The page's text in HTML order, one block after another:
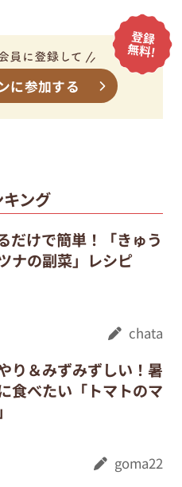
に参加する
キング
だけで簡単！「きゅう
ナの副菜」レシピ
chata
り＆みずみずしい！暑
食べたい「トマトのマ
goma22